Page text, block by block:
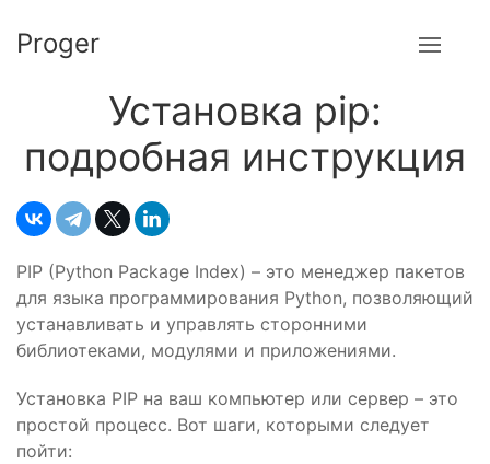
Proger
Установка pip:
подробная инструкция
PIP (Python Package Index) – это менеджер пакетов
для языка программирования Python, позволяющий
устанавливать и управлять сторонними
библиотеками, модулями и приложениями.
Установка PIP на ваш компьютер или сервер – это
простой процесс. Вот шаги, которыми следует
пойти: